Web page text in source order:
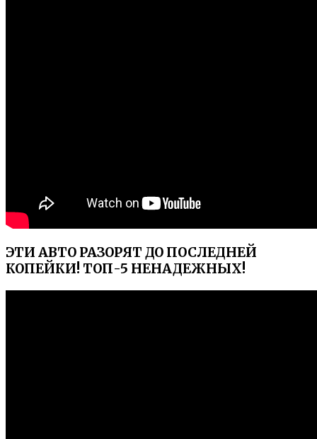
ЭТИ АВТО РАЗОРЯТ ДО ПОСЛЕДНЕЙ
КОПЕЙКИ! ТОП-5 НЕНАДЕЖНЫХ!